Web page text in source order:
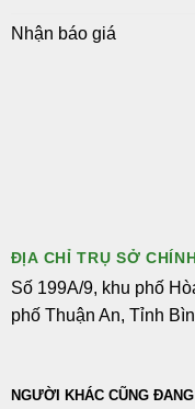
Nhận báo giá
ĐỊA CHỈ TRỤ SỞ
Số 199A/9, khu phố
phố Thuận An, Tỉnh
NGƯỜI KHÁC CŨNG